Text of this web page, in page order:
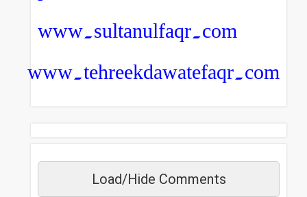
www.sultanulfaqr.com
www.tehreekdawatefaqr.com
Load/Hide Comments